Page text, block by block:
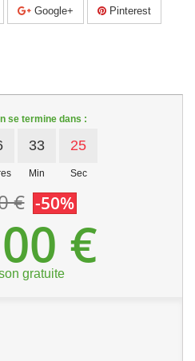
Google+ Pinterest
se termine dans :
33
Min
25
Sec
€ -50%
€
gratuite